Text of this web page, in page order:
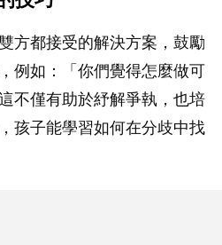
方都接受的解決方案，鼓勵
例如：「你們覺得怎麼做可
不僅有助於紓解爭執，也培
孩子能學習如何在分歧中找